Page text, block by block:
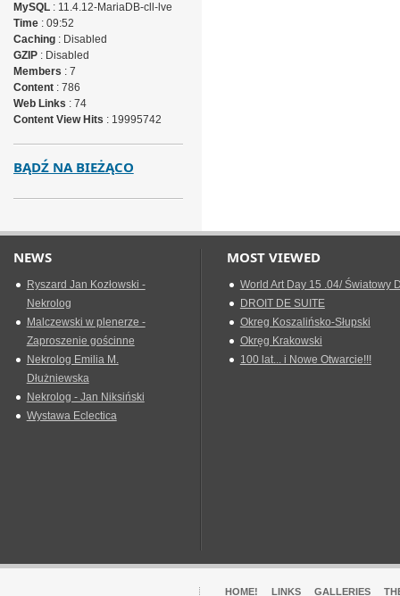
MySQL: 11.4.12-MariaDB-cll-lve
Time: 09:52
Caching: Disabled
GZIP: Disabled
Members : 7
Content: 786
Web Links : 74
Content View Hits : 19995742
BĄDŹ NA BIEŻĄCO
NEWS
Ryszard Jan Kozłowski -
Nekrolog
Malczewski w plenerze -
Zaproszenie gościnne
Nekrolog Emilia M.
Dłużniewska
Nekrolog - Jan Niksiński
Wystawa Eclectica
MOST VIEWED
World Art Day 15 .04/ Światowy
DROIT DE SUITE
Okreg Koszalińsko-Słupski
Okręg Krakowski
100 lat... i Nowe Otwarcie!!!
HOME! LINKS GALLERIES